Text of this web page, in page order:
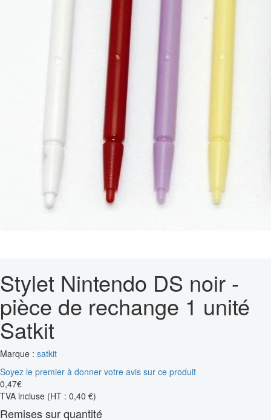
Stylet Nintendo DS noir -
pièce de rechange 1 unité
Satkit
Marque : satkit
Soyez le premier à donner votre avis sur ce produit
0,47€
TVA incluse (HT : 0,40 €)
Remises sur quantité